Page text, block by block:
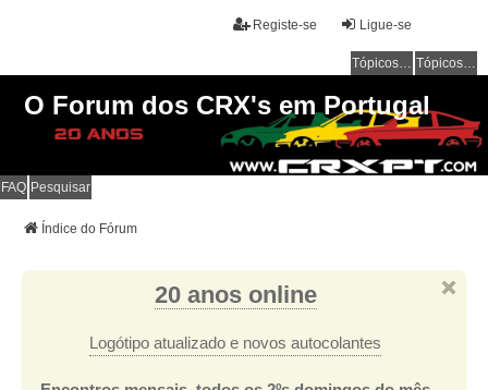
Ligue-se
Registe-se
Tópicos sem resposta Tópicos ativos
O Forum dos CRX's em Portugal
FAQ Pesquisar
Índice do Fórum
20 anos online
Logótipo atualizado e novos autocolantes